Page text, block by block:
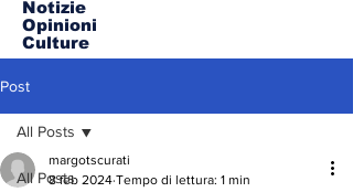
Notizie
Opinioni
Culture
Post
All Posts
All Posts
margotscurati
8 feb 2024 Tempo di lettura: 1 min